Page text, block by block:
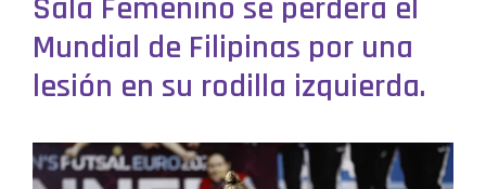
Sala Femenino se perderá el
Mundial de Filipinas por una
lesión en su rodilla izquierda.